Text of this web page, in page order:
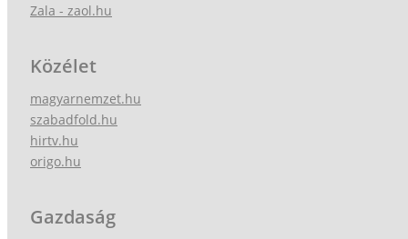
Zala - zaol.hu
Közélet
magyarnemzet.hu
szabadfold.hu
hirtv.hu
origo.hu
Gazdaság